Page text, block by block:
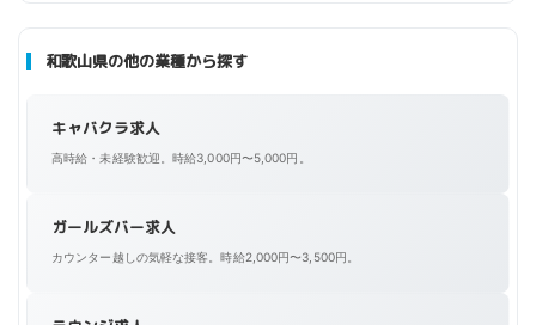
和歌山県の他の業種から探す
キャバクラ求人
高時給・未経験歓迎。時給3,000円〜5,000円。
ガールズバー求人
カウンター越しの気軽な接客。時給2,000円〜3,500円。